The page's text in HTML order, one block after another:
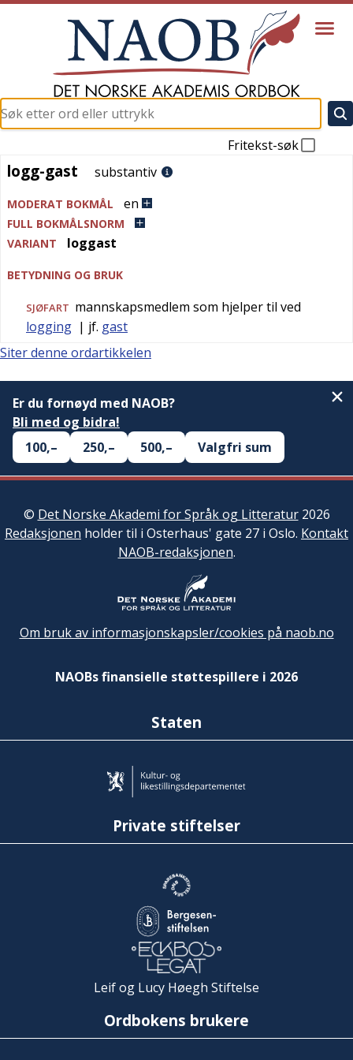
Fritekst-søk
logg-gast
logg-gast substantiv
MODERAT BOKMÅL en
FULL BOKMÅLSNORM
VARIANT
loggast
BETYDNING OG BRUK
SJØFART mannskapsmedlem som hjelper til ved
logging | jf. gast
Siter denne ordartikkelen
Er du fornøyd med NAOB?
Bli med og bidra!
100,–
250,– 500,– Valgfri sum
© Det Norske Akademi for Språk og Litteratur2026
Redaksjonen holder til i Osterhaus' gate 27 i Oslo. Kontakt
NAOB-redaksjonen.
Om bruk av informasjonskapsler/cookies på naob.no
NAOBs finansielle støttespillere i 2026
Staten
Private stiftelser
Leif og Lucy Høegh Stiftelse
Ordbokens brukere